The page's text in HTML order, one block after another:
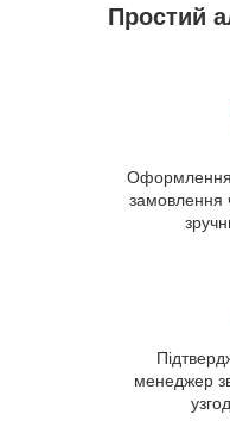
Простий
Оформлення
замовлення
менеджер